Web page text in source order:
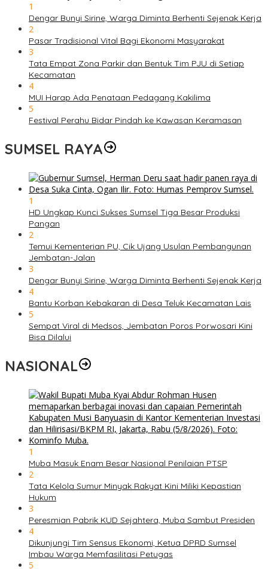
1
Dengar Bunyi Sirine, Warga Diminta Berhenti Sejenak Kerja
2
Pasar Tradisional Vital Bagi Ekonomi Masyarakat
3
Tata Empat Zona Parkir dan Bentuk Tim PJU di Setiap
Kecamatan
4
MUI Harap Ada Penataan Pedagang Kakilima
5
Festival Perahu Bidar Pindah ke Kawasan Keramasan
SUMSEL RAYA
1
HD Ungkap Kunci Sukses Sumsel Tiga Besar Produksi
Pangan
2
Temui Kementerian PU, Cik Ujang Usulan Pembangunan
Jembatan-Jalan
3
Dengar Bunyi Sirine, Warga Diminta Berhenti Sejenak Kerja
4
Bantu Korban Kebakaran di Desa Teluk Kecamatan Lais
5
Sempat Viral di Medsos, Jembatan Poros Porwosari Kini
Bisa Dilalui
NASIONAL
1
Muba Masuk Enam Besar Nasional Penilaian PTSP
2
Tata Kelola Sumur Minyak Rakyat Kini Miliki Kepastian
Hukum
3
Peresmian Pabrik KUD Sejahtera, Muba Sambut Presiden
4
Dikunjungi Tim Sensus Ekonomi, Ketua DPRD Sumsel
Imbau Warga Memfasilitasi Petugas
5